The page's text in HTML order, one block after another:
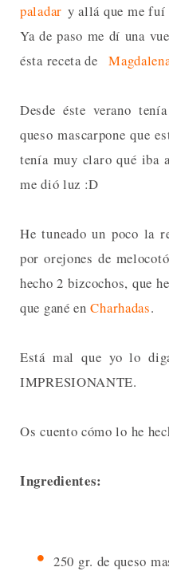
paladar y allá que me fuí
Ya de paso me dí una
ésta receta de
Desde éste verano
queso mascarpone que
tenía muy claro qué iba
me dió luz :D
He tuneado un poco la
por orejones de
hecho 2 bizcochos, que
que gané enCharhadas.
Está mal que yo lo
IMPRESIONANTE.
Os cuento cómo lo he
Ingredientes:
250 gr. de queso